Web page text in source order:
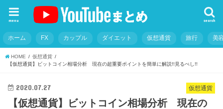
search
menu
ホーム FX カップル ダイエット 仮想通貨 旅行 美
HOME
仮想通貨
【仮想通貨】ビットコイン相場分析 現在の超重要ポイントを簡単に解説!!見るべし!!
仮想通貨
2020.07.27
【仮想通貨】ビットコイン相場分析 現在の